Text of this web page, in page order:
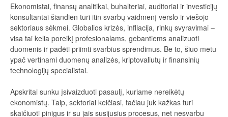
Ekonomistai, finansų analitikai, buhalteriai, auditoriai ir investicijų
konsultantai šiandien turi itin svarbų vaidmenį verslo ir viešojo
sektoriaus sėkmei. Globalios krizės, infliacija, rinkų svyravimai –
visa tai kelia poreikį profesionalams, gebantiems analizuoti
duomenis ir padėti priimti svarbius sprendimus. Be to, šiuo metu
ypač vertinami duomenų analizės, kriptovaliutų ir finansinių
technologijų specialistai.
Apskritai sunku įsivaizduoti pasaulį, kuriame nereikėtų
ekonomistų. Taip, sektoriai keičiasi, tačiau juk kažkas turi
skaičiuoti pinigus ir su jais susijusius procesus, net nesvarbu